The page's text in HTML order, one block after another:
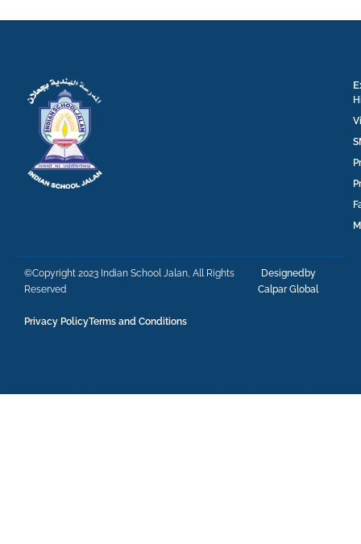
©Copyright 2023 Indian School Jalan, All Rights
Reserved
Designedby
Calpar Global
Privacy PolicyTerms and Conditions